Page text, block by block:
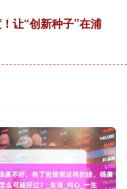
让“创新种子”在浦